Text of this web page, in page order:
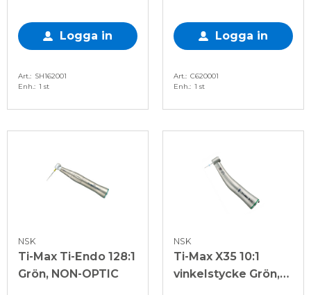
Logga in
Art.
SH162001
Enh.
1 st
Logga in
Art.
C620001
Enh.
1 st
NSK
Ti-Max Ti-Endo 128:1
Grön, NON-OPTIC
NSK
Ti-Max X35 10:1
vinkelstycke Grön,